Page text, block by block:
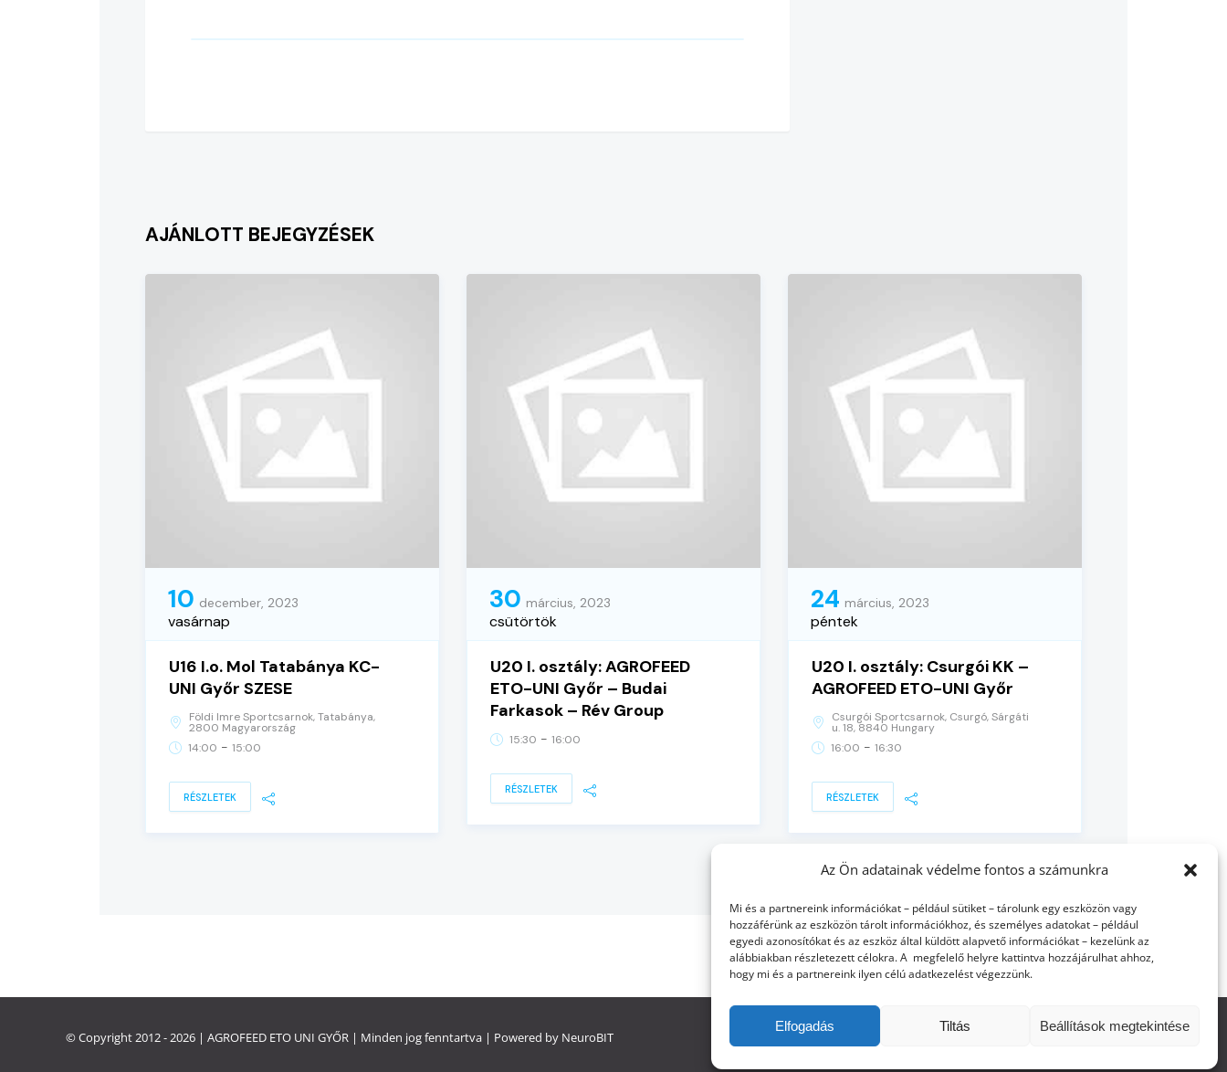
Az Ön adatainak védelme fontos a számunkra
Mi és a partnereink információkat – például sütiket – tárolunk egy eszközön vagy
hozzáférünk az eszközön tárolt információkhoz, és személyes adatokat – például
egyedi azonosítókat és az eszköz által küldött alapvető információkat – kezelünk az
alábbiakban részletezett célokra. A megfelelő helyre kattintva hozzájárulhat ahhoz,
hogy mi és a partnereink ilyen célú adatkezelést végezzünk.
Elfogadás Tiltás Beállítások megtekintése
AJÁNLOTT BEJEGYZÉSEK
10 december, 2023
vasárnap
U16 I.o. Mol Tatabánya KC-
UNI Győr SZESE
Földi Imre Sportcsarnok, Tatabánya,
2800 Magyarország
14:00 - 15:00
RÉSZLETEK
30 március, 2023
csütörtök
U20 I. osztály: AGROFEED
ETO-UNI Győr – Budai
Farkasok – Rév Group
15:30 - 16:00
RÉSZLETEK
24 március, 2023
péntek
U20 I. osztály: Csurgói KK –
AGROFEED ETO-UNI Győr
Csurgói Sportcsarnok, Csurgó, Sárgáti
u. 18, 8840 Hungary
16:00 - 16:30
RÉSZLETEK
© Copyright 2012 - 2026 | AGROFEED ETO UNI GYŐR| Minden jog fenntartva | Powered by NeuroBIT